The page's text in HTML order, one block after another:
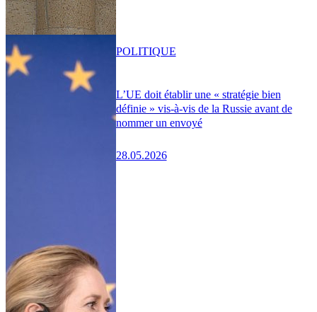
L’UE doit établir une « stratégie bien
définie » vis-à-vis de la Russie avant de
nommer un envoyé
28.05.2026
POLITIQUE